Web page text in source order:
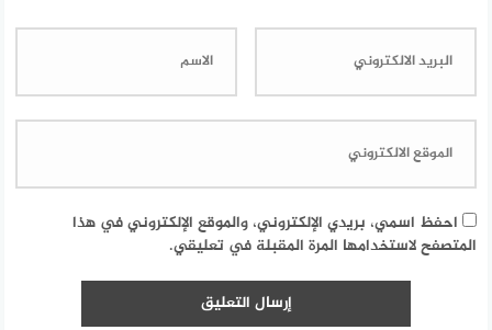
احفظ اسمي، بريدي الإلكتروني، والموقع الإلكتروني في هذا
المتصفح لاستخدامها المرة المقبلة في تعليقي.